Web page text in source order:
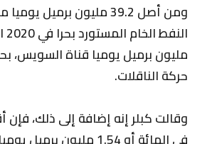
ومن أصل 39.2 مليون برميل
مليون برميل يوميا قناة السويس،
حركة الناقلات.